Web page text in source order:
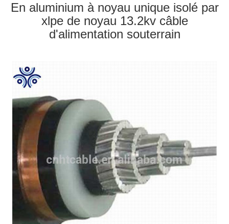
o
En aluminium à noyau unique isolé par
xlpe de noyau 13.2kv câble
d'alimentation souterrain